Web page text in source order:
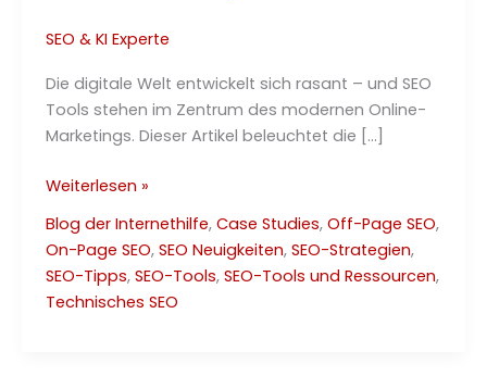
SEO & KI Experte
Die digitale Welt entwickelt sich rasant – und SEO
Tools stehen im Zentrum des modernen Online-
Marketings. Dieser Artikel beleuchtet die […]
Moderne
Tools
–
Zusammenfassung
2025
Weiterlesen »
Blog der Internethilfe, Case Studies, Off-Page SEO,
On-Page SEO, SEO Neuigkeiten, SEO-Strategien,
SEO-Tipps, SEO-Tools, SEO-Tools und Ressourcen,
Technisches SEO